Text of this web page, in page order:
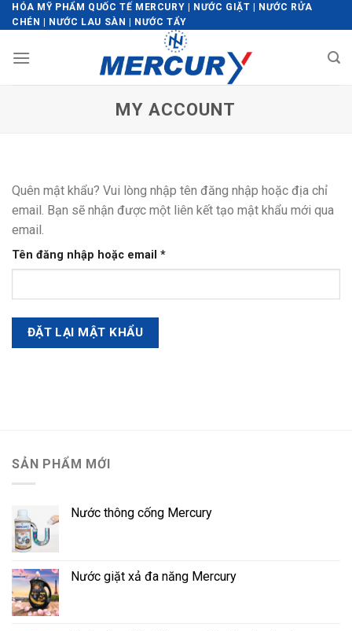
Skip
to
HÓA MỸ PHẨM QUỐC TẾ MERCURY | NƯỚC GIẶT | NƯỚC RỬA
CHÉN | NƯỚC LAU SÀN | NƯỚC TẨY
MY ACCOUNT
Quên mật khẩu? Vui lòng nhập tên đăng nhập hoặc địa chỉ
email. Bạn sẽ nhận được một liên kết tạo mật khẩu mới qua
email.
Tên đăng nhập hoặc email *Bắt
buộc
ĐẶT LẠI MẬT KHẨU
SẢN PHẨM MỚI
Nước thông cống Mercury
Nước giặt xả đa năng Mercury